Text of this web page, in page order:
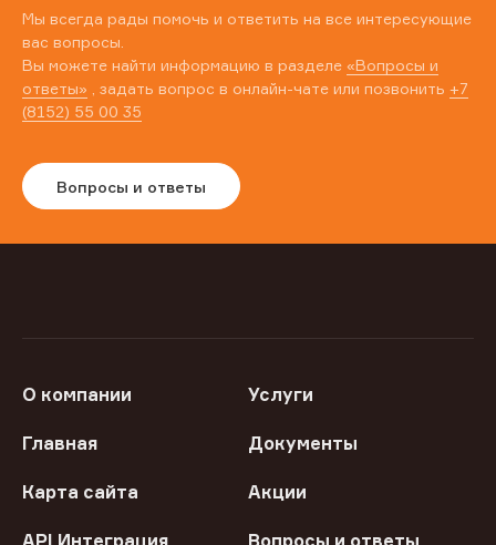
Мы всегда рады помочь и ответить на все интересующие
вас вопросы.
Вы можете найти информацию в разделе «Вопросы и
ответы» , задать вопрос в онлайн-чате или позвонить +7
(8152) 55 00 35
Вопросы и ответы
О компании Услуги
Главная Документы
Карта сайта Акции